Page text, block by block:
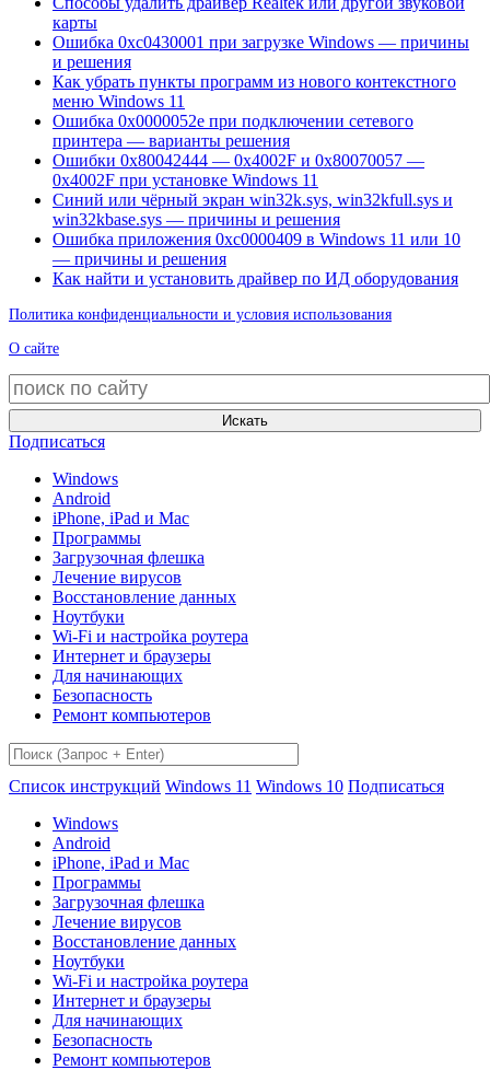
карты
Ошибка 0xc0430001 при загрузке Windows — причины
и решения
Как убрать пункты программ из нового контекстного
меню Windows 11
Ошибка 0x0000052e при подключении сетевого
принтера — варианты решения
Ошибки 0x80042444 — 0x4002F и 0x80070057 —
0x4002F при установке Windows 11
Синий или чёрный экран win32k.sys, win32kfull.sys и
win32kbase.sys — причины и решения
Ошибка приложения 0xc0000409 в Windows 11 или 10
— причины и решения
Как найти и установить драйвер по ИД оборудования
Политика конфиденциальности и условия использования
О сайте
Искать
Подписаться
Windows
Android
iPhone, iPad и Mac
Программы
Загрузочная флешка
Лечение вирусов
Восстановление данных
Ноутбуки
Wi-Fi и настройка роутера
Интернет и браузеры
Для начинающих
Безопасность
Ремонт компьютеров
Список инструкций Windows 11 Windows 10 Подписаться
Windows
Android
iPhone, iPad и Mac
Программы
Загрузочная флешка
Лечение вирусов
Восстановление данных
Ноутбуки
Wi-Fi и настройка роутера
Интернет и браузеры
Для начинающих
Безопасность
Ремонт компьютеров